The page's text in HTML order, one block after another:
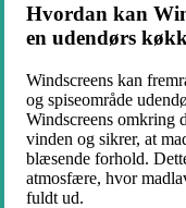
Hvordan kan
en udendørs
Windscreens kan
og spiseområde
Windscreens omkring
vinden og sikrer, at
blæsende forhold.
atmosfære, hvor
fuldt ud.